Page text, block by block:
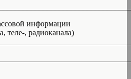
информации
теле-, радиоканала)